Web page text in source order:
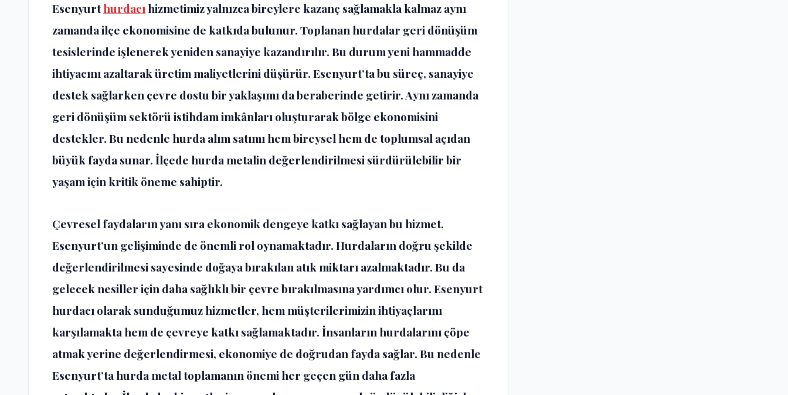
Esenyurthurdacıhizmetimiz yalnızca bireylere kazanç sağlamakla kalmaz aynı
zamanda ilçe ekonomisine de katkıda bulunur. Toplanan hurdalar geri dönüşüm
tesislerinde işlenerek yeniden sanayiye kazandırılır. Bu durum yeni hammadde
ihtiyacını azaltarak üretim maliyetlerini düşürür. Esenyurt’ta bu süreç, sanayiye
destek sağlarken çevre dostu bir yaklaşımı da beraberinde getirir. Aynı zamanda
geri dönüşüm sektörü istihdam imkânları oluşturarak bölge ekonomisini
destekler. Bu nedenle hurda alım satımı hem bireysel hem de toplumsal açıdan
büyük fayda sunar. İlçede hurda metalin değerlendirilmesi sürdürülebilir bir
yaşam için kritik öneme sahiptir.
Çevresel faydaların yanı sıra ekonomik dengeye katkı sağlayan bu hizmet,
Esenyurt’un gelişiminde de önemli rol oynamaktadır. Hurdaların doğru şekilde
değerlendirilmesi sayesinde doğaya bırakılan atık miktarı azalmaktadır. Bu da
gelecek nesiller için daha sağlıklı bir çevre bırakılmasına yardımcı olur. Esenyurt
hurdacı olarak sunduğumuz hizmetler, hem müşterilerimizin ihtiyaçlarını
karşılamakta hem de çevreye katkı sağlamaktadır. İnsanların hurdalarını çöpe
atmak yerine değerlendirmesi, ekonomiye de doğrudan fayda sağlar. Bu nedenle
Esenyurt’ta hurda metal toplamanın önemi her geçen gün daha fazla